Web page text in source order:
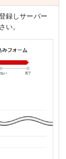
録しサーバー
い。